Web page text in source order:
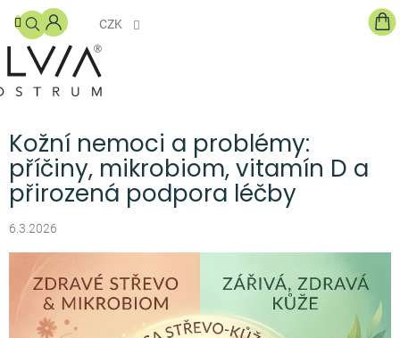
obsah
CZK
DOPLŇKY
STRAVY
S
PRO
DĚTI
GHÍ
MÁSLO
BLOG
Kožní nemoci a problémy:
příčiny, mikrobiom, vitamín D a
přirozená podpora léčby
6.3.2026